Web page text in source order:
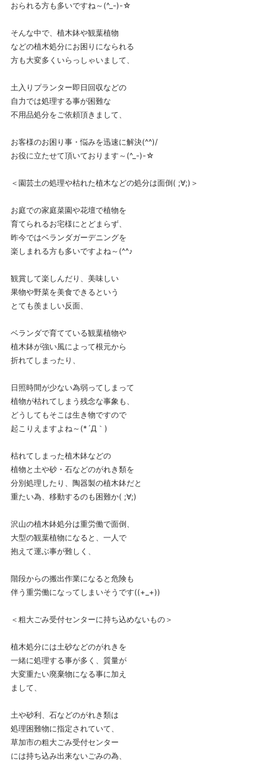
おられる方も多いですね～(^_-)-☆
そんな中で、植木鉢や観葉植物
などの植木処分にお困りになられる
方も大変多くいらっしゃいまして、
土入りプランター即日回収などの
自力では処理する事が困難な
不用品処分をご依頼頂きまして、
お客様のお困り事・悩みを迅速に解決(^^)/
お役に立たせて頂いております～(^_-)-☆
＜園芸土の処理や枯れた植木などの処分は面倒( ;∀;)＞
お庭での家庭菜園や花壇で植物を
育てられるお宅様にとどまらず、
昨今ではベランダガーデニングを
楽しまれる方も多いですよね～(^^♪
観賞して楽しんだり、美味しい
果物や野菜を美食できるという
とても羨ましい反面、
ベランダで育てている観葉植物や
植木鉢が強い風によって根元から
折れてしまったり、
日照時間が少ない為弱ってしまって
植物が枯れてしまう残念な事象も、
どうしてもそこは生き物ですので
起こりえますよね～(*´Д｀)
枯れてしまった植木鉢などの
植物と土や砂・石などのがれき類を
分別処理したり、陶器製の植木鉢だと
重たい為、移動するのも困難か( ;∀;)
沢山の植木鉢処分は重労働で面倒、
大型の観葉植物になると、一人で
抱えて運ぶ事が難しく、
階段からの搬出作業になると危険も
伴う重労働になってしまいそうです((+_+))
＜粗大ごみ受付センターに持ち込めないもの＞
植木処分には土砂などのがれきを
一緒に処理する事が多く、質量が
大変重たい廃棄物になる事に加え
まして、
土や砂利、石などのがれき類は
処理困難物に指定されていて、
草加市の粗大ごみ受付センター
には持ち込み出来ないごみの為、